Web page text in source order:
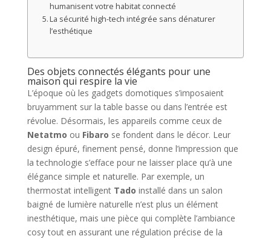
humanisent votre habitat connecté
La sécurité high-tech intégrée sans dénaturer
l’esthétique
Des objets connectés élégants pour une
maison qui respire la vie
L’époque où les gadgets domotiques s’imposaient
bruyamment sur la table basse ou dans l’entrée est
révolue. Désormais, les appareils comme ceux de
Netatmo ou Fibaro se fondent dans le décor. Leur
design épuré, finement pensé, donne l’impression que
la technologie s’efface pour ne laisser place qu’à une
élégance simple et naturelle. Par exemple, un
thermostat intelligent Tado installé dans un salon
baigné de lumière naturelle n’est plus un élément
inesthétique, mais une pièce qui complète l’ambiance
cosy tout en assurant une régulation précise de la